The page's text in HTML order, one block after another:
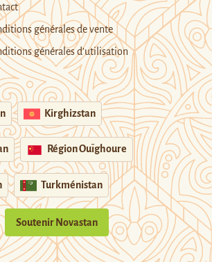
générales de vente
générales d’utilisation
Kirghizstan
Région Ouïghoure
Turkménistan
Soutenir Novastan